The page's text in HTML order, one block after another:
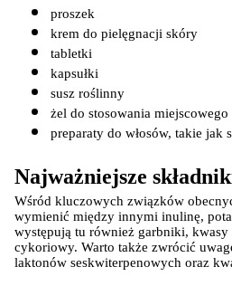
proszek
krem do pielęgnacji skóry
tabletki
kapsułki
susz roślinny
żel do stosowania miejscowego
preparaty do włosów, takie jak
Najważniejsze
Wśród kluczowych związków
wymienić między innymi inulinę,
występują tu również garbniki,
cykoriowy. Warto także zwrócić
laktonów seskwiterpenowych oraz